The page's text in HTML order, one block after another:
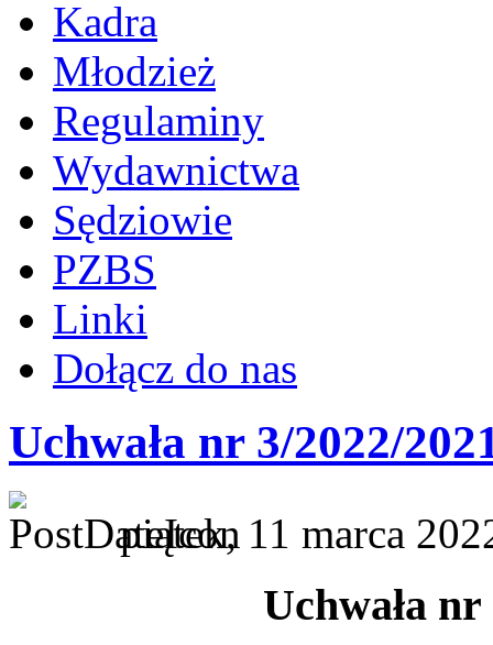
Kadra
Młodzież
Regulaminy
Wydawnictwa
Sędziowie
PZBS
Linki
Dołącz do nas
Uchwała nr 3/2022/
piątek, 11 marca
Uchwała nr